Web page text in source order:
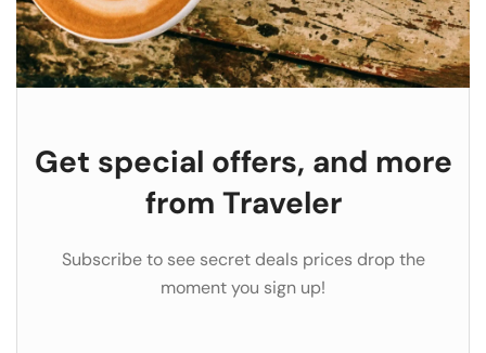
Get special offers, and more
from Traveler
Subscribe to see secret deals prices drop the
moment you sign up!